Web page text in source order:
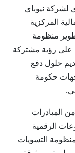
لشركة نيوباي
المركزية
منظومة
على رؤية مشتركة
حلول دفع
حكومة
المبادرات
الرقمية
التسويات